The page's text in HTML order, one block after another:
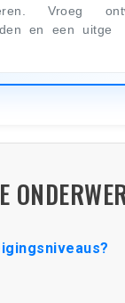
Vroeg
en een uitge